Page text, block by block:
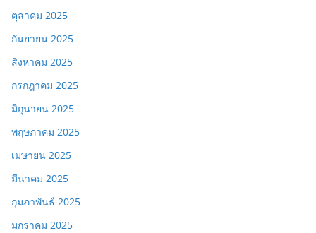
ตุลาคม 2025
กันยายน 2025
สิงหาคม 2025
กรกฎาคม 2025
มิถุนายน 2025
พฤษภาคม 2025
เมษายน 2025
มีนาคม 2025
กุมภาพันธ์ 2025
มกราคม 2025